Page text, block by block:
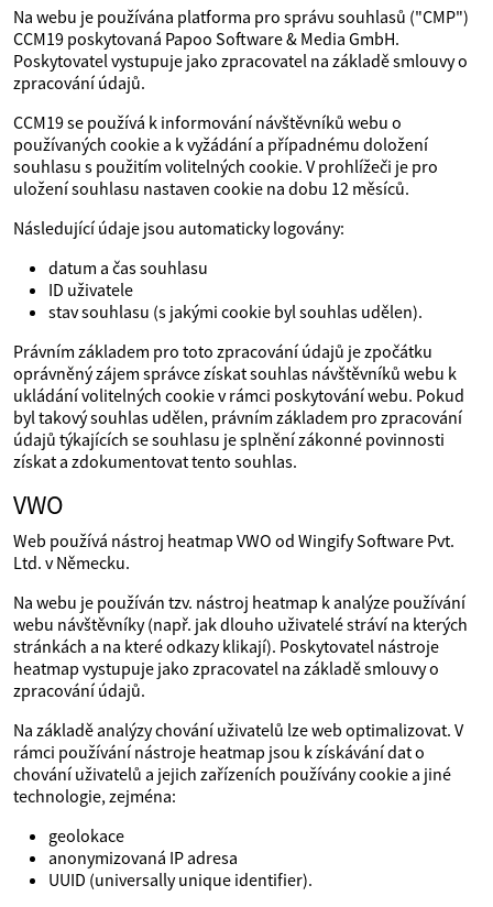
Na webu je používána platforma pro správu souhlasů ("CMP")
CCM19 poskytovaná Papoo Software & Media GmbH.
Poskytovatel vystupuje jako zpracovatel na základě smlouvy o
zpracování údajů.
CCM19 se používá k informování návštěvníků webu o
používaných cookie a k vyžádání a případnému doložení
souhlasu s použitím volitelných cookie. V prohlížeči je pro
uložení souhlasu nastaven cookie na dobu 12 měsíců.
Následující údaje jsou automaticky logovány:
datum a čas souhlasu
ID uživatele
stav souhlasu (s jakými cookie byl souhlas udělen).
Právním základem pro toto zpracování údajů je zpočátku
oprávněný zájem správce získat souhlas návštěvníků webu k
ukládání volitelných cookie v rámci poskytování webu. Pokud
byl takový souhlas udělen, právním základem pro zpracování
údajů týkajících se souhlasu je splnění zákonné povinnosti
získat a zdokumentovat tento souhlas.
VWO
Web používá nástroj heatmap VWO od Wingify Software Pvt.
Ltd. v Německu.
Na webu je používán tzv. nástroj heatmap k analýze používání
webu návštěvníky (např. jak dlouho uživatelé stráví na kterých
stránkách a na které odkazy klikají). Poskytovatel nástroje
heatmap vystupuje jako zpracovatel na základě smlouvy o
zpracování údajů.
Na základě analýzy chování uživatelů lze web optimalizovat. V
rámci používání nástroje heatmap jsou k získávání dat o
chování uživatelů a jejich zařízeních používány cookie a jiné
technologie, zejména:
geolokace
anonymizovaná IP adresa
UUID (universally unique identifier).